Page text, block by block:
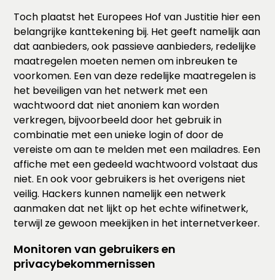
Toch plaatst het Europees Hof van Justitie hier een
belangrijke kanttekening bij. Het geeft namelijk aan
dat aanbieders, ook passieve aanbieders, redelijke
maatregelen moeten nemen om inbreuken te
voorkomen. Een van deze redelijke maatregelen is
het beveiligen van het netwerk met een
wachtwoord dat niet anoniem kan worden
verkregen, bijvoorbeeld door het gebruik in
combinatie met een unieke login of door de
vereiste om aan te melden met een mailadres. Een
affiche met een gedeeld wachtwoord volstaat dus
niet. En ook voor gebruikers is het overigens niet
veilig. Hackers kunnen namelijk een netwerk
aanmaken dat net lijkt op het echte wifinetwerk,
terwijl ze gewoon meekijken in het internetverkeer.
Monitoren van gebruikers en
privacybekommernissen